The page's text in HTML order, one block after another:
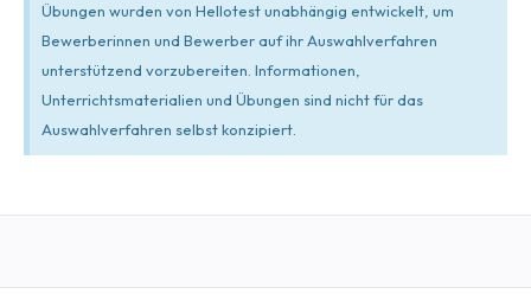
Übungen wurden von Hellotest unabhängig entwickelt, um
Bewerberinnen und Bewerber auf ihr Auswahlverfahren
unterstützend vorzubereiten. Informationen,
Unterrichtsmaterialien und Übungen sind nicht für das
Auswahlverfahren selbst konzipiert.